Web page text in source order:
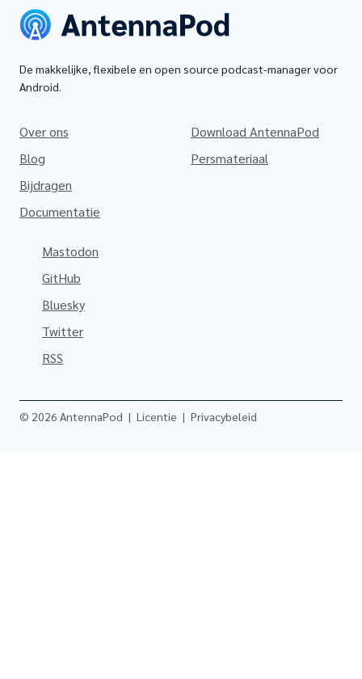
De makkelijke, flexibele en open source podcast-manager voor
Android.
Over ons
Blog
Bijdragen
Documentatie
Download AntennaPod
Persmateriaal
Mastodon
GitHub
Bluesky
Twitter
RSS
© 2026 AntennaPod | Licentie | Privacybeleid